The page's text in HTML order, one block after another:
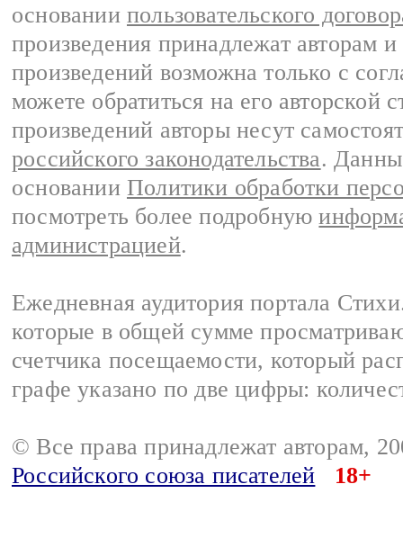
основании пользовательского
произведения принадлежат авторам
произведений возможна только с
можете обратиться на его авторской
произведений авторы несут
российского законодательства.
основании Политики обработки
посмотреть более подробную
администрацией.
Ежедневная аудитория портала
которые в общей сумме
счетчика посещаемости, который
графе указано по две цифры:
© Все права принадлежат авторам,
Российского союза писателей
18+